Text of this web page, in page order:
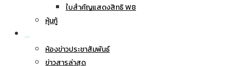
ใบสำคัญแสดงสิทธิ W8
หุ้นกู้
ห้องข่าวประชาสัมพันธ์
ข่าวสารล่าสุด